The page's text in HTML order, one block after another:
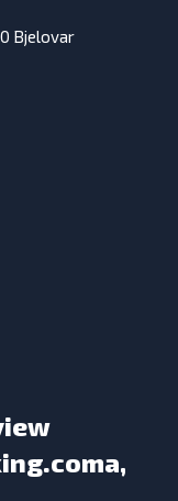
Bjelovar